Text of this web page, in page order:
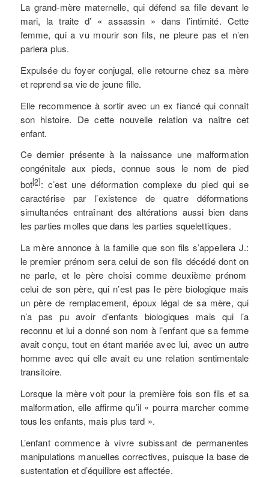
La grand-mère maternelle, qui défend sa fille devant le
mari, la traite d’ « assassin » dans l’intimité. Cette
femme, qui a vu mourir son fils, ne pleure pas et n’en
parlera plus.
Expulsée du foyer conjugal, elle retourne chez sa mère
et reprend sa vie de jeune fille.
Elle recommence à sortir avec un ex fiancé qui connaît
son histoire. De cette nouvelle relation va naître cet
enfant.
Ce dernier présente à la naissance une malformation
congénitale aux pieds, connue sous le nom de pied
bot[2]: c’est une déformation complexe du pied qui se
caractérise par l’existence de quatre déformations
simultanées entraînant des altérations aussi bien dans
les parties molles que dans les parties squelettiques.
La mère annonce à la famille que son fils s’appellera J.:
le premier prénom sera celui de son fils décédé dont on
ne parle, et le père choisi comme deuxième prénom
celui de son père, qui n’est pas le père biologique mais
un père de remplacement, époux légal de sa mère, qui
n’a pas pu avoir d’enfants biologiques mais qui l’a
reconnu et lui a donné son nom à l’enfant que sa femme
avait conçu, tout en étant mariée avec lui, avec un autre
homme avec qui elle avait eu une relation sentimentale
transitoire.
Lorsque la mère voit pour la première fois son fils et sa
malformation, elle affirme qu’il « pourra marcher comme
tous les enfants, mais plus tard ».
L’enfant commence à vivre subissant de permanentes
manipulations manuelles correctives, puisque la base de
sustentation et d’équilibre est affectée.